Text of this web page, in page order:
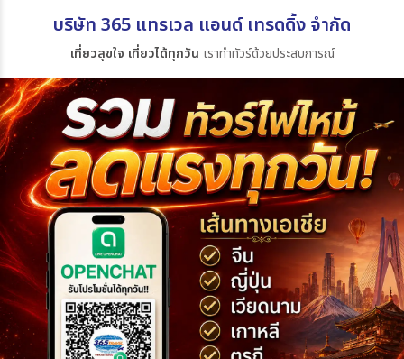
สายการบิน
ตั้งแต่วันที่
ถึงวันที่
เฉพาะเดือน
บริษัท 365 แทรเวล แอนด์ เทรดดิ้ง จำกัด
เที่ยวสุขใจ เที่ยวได้ทุกวัน เราทำทัวร์ด้วยประสบการณ์